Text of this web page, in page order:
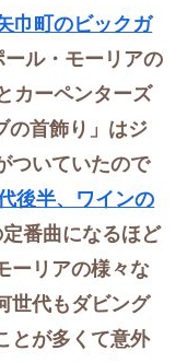
巾町のビックガ
ル・モーリアの
カーペンターズ
の首飾り」はジ
ついていたので
後半、ワインの
番曲になるほど
ーリアの様々な
世代もダビング
とが多くて意外